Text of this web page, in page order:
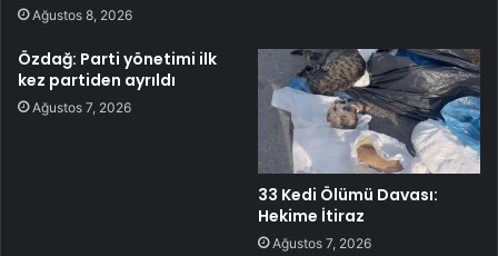
Ağustos 8, 2026
Özdağ: Parti yönetimi ilk
kez partiden ayrıldı
Ağustos 7, 2026
33 Kedi Ölümü Davası:
Hekime İtiraz
Ağustos 7, 2026